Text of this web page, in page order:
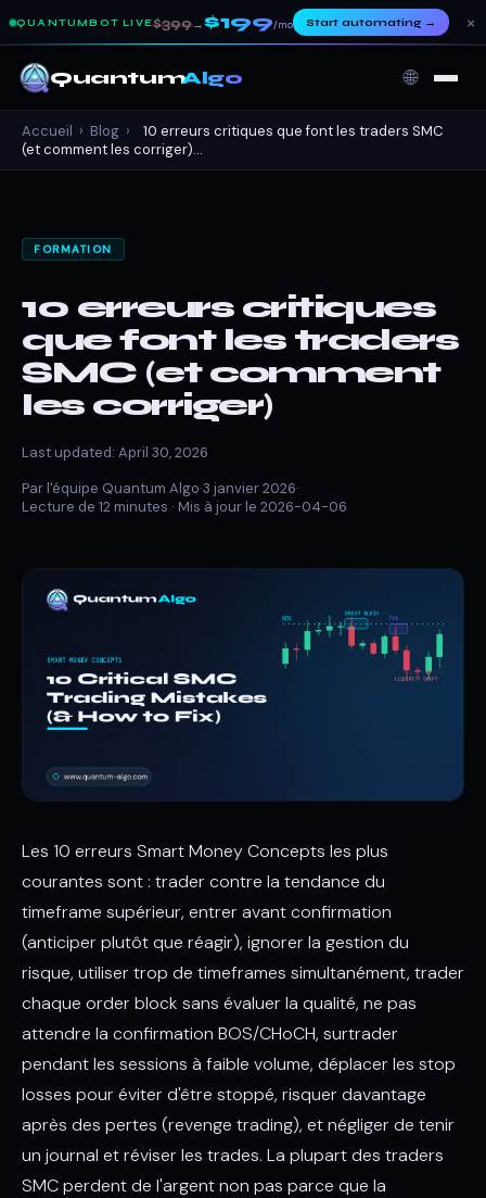
QUANTUMBOT LIVE$399→ $199/mo Start automating→ ×
QuantumAlgo 🌐
Accueil › Blog ›
10 erreurs critiques que font les traders SMC
(et comment les corriger)...
FORMATION
10 erreurs critiques
que font les traders
SMC (et comment
les corriger)
Last updated: April 30, 2026
Par l'équipe Quantum Algo·3 janvier 2026·
Lecture de 12 minutes · Mis à jour le 2026-04-06
Les 10 erreurs Smart Money Concepts les plus
courantes sont : trader contre la tendance du
timeframe supérieur, entrer avant confirmation
(anticiper plutôt que réagir), ignorer la gestion du
risque, utiliser trop de timeframes simultanément, trader
chaque order block sans évaluer la qualité, ne pas
attendre la confirmation BOS/CHoCH, surtrader
pendant les sessions à faible volume, déplacer les stop
losses pour éviter d'être stoppé, risquer davantage
après des pertes (revenge trading), et négliger de tenir
un journal et réviser les trades. La plupart des traders
SMC perdent de l'argent non pas parce que la